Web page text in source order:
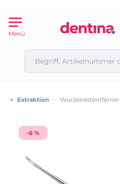
Menü
< Extraktion > Wurzelrestentferner
-6 %